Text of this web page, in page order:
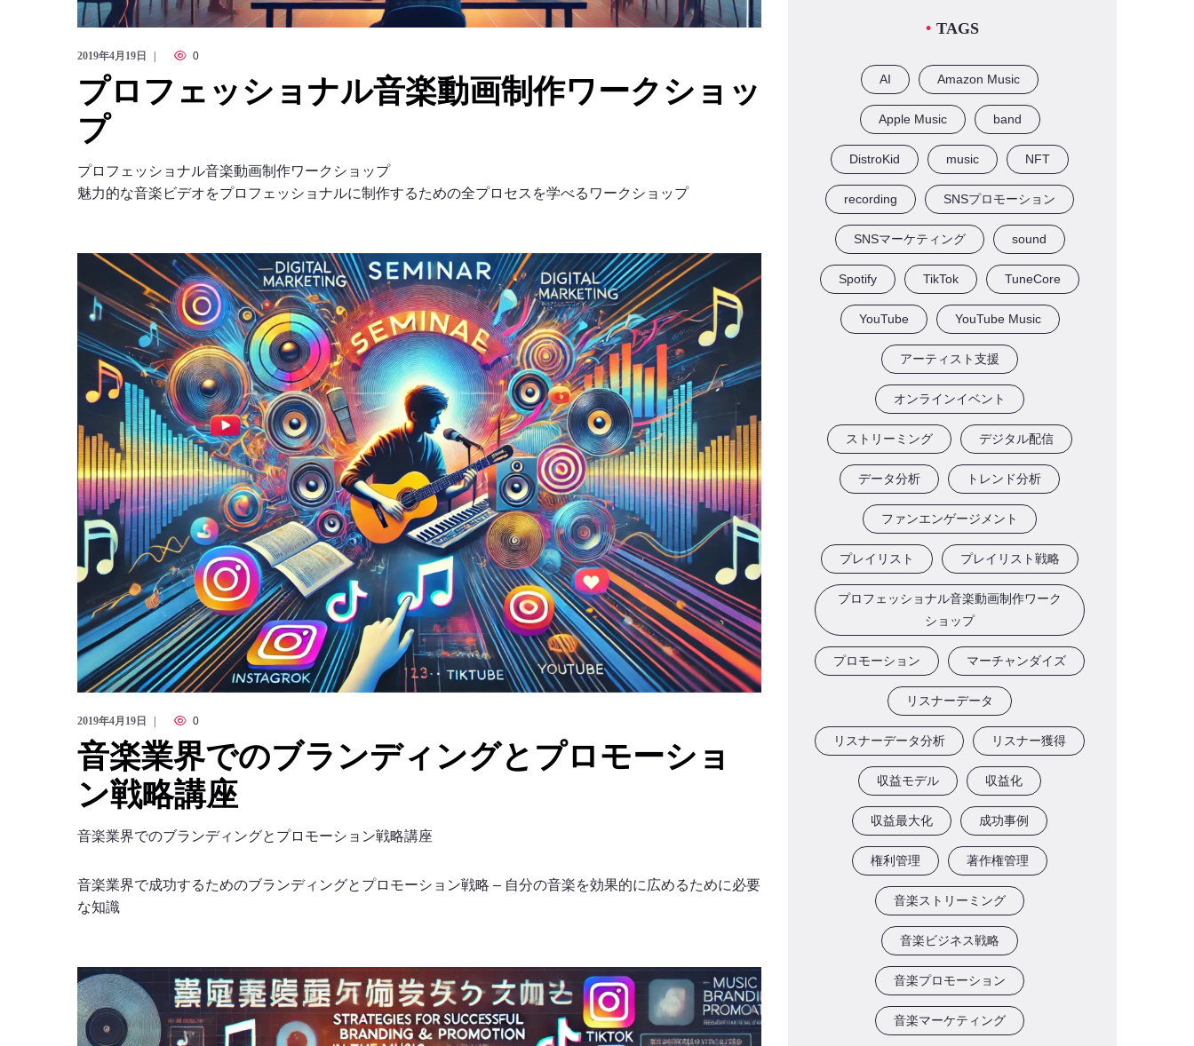
2019年4月19日 0
プロフェッショナル音楽動画制作ワークショッ
プ
プロフェッショナル音楽動画制作ワークショップ
魅力的な音楽ビデオをプロフェッショナルに制作するための全プロセスを学べるワークショップ
2019年4月19日 0
音楽業界でのブランディングとプロモーショ
ン戦略講座
音楽業界でのブランディングとプロモーション戦略講座
音楽業界で成功するためのブランディングとプロモーション戦略 – 自分の音楽を効果的に広めるために必要
な知識
TAGS
AI Amazon Music
Apple Music band
DistroKid music NFT
recording SNSプロモーション
SNSマーケティング sound
Spotify TikTok TuneCore
YouTube YouTube Music
アーティスト支援
オンラインイベント
ストリーミング デジタル配信
データ分析 トレンド分析
ファンエンゲージメント
プレイリスト プレイリスト戦略
プロフェッショナル音楽動画制作ワーク
ショップ
プロモーション マーチャンダイズ
リスナーデータ
リスナーデータ分析 リスナー獲得
収益モデル 収益化
収益最大化 成功事例
権利管理 著作権管理
音楽ストリーミング
音楽ビジネス戦略
音楽プロモーション
音楽マーケティング